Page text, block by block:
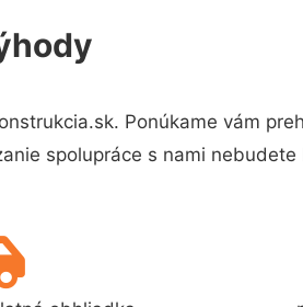
Ponúkame vám
spolupráce s nami nebudete